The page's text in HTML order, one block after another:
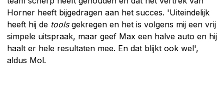
Horner heeft bijgedragen aan het succes. 'Uiteindelijk
heeft hij de toolsgekregen en het is volgens mij een vrij
simpele uitspraak, maar geef Max een halve auto en hij
haalt er hele resultaten mee. En dat blijkt ook wel',
aldus Mol.